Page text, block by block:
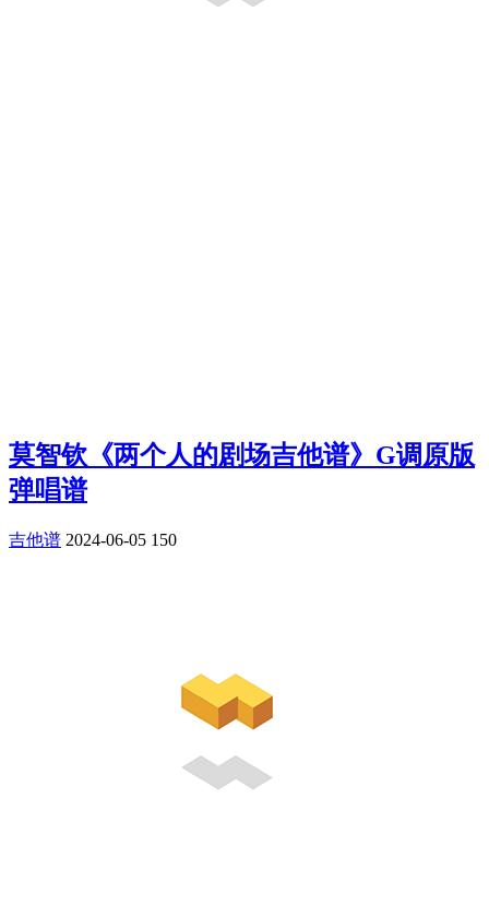
莫智钦《两个人的剧场吉他谱》G调原版
弹唱谱
吉他谱 2024-06-05 150